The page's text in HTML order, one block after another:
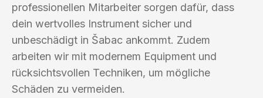
professionellen Mitarbeiter sorgen dafür, dass
dein wertvolles Instrument sicher und
unbeschädigt in Šabac ankommt. Zudem
arbeiten wir mit modernem Equipment und
rücksichtsvollen Techniken, um mögliche
Schäden zu vermeiden.